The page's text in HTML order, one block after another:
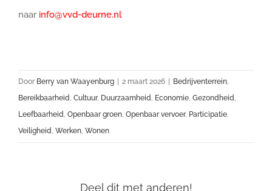
naar info@vvd-deurne.nl
Door Berry van Waayenburg | 2 maart 2026 | Bedrijventerrein
Bereikbaarheid Cultuur, Duurzaamheid Economie Gezondheid
Leefbaarheid Openbaar groen Openbaar vervoer, Participatie
Veiligheid Werken Wonen
Deel dit met anderen!